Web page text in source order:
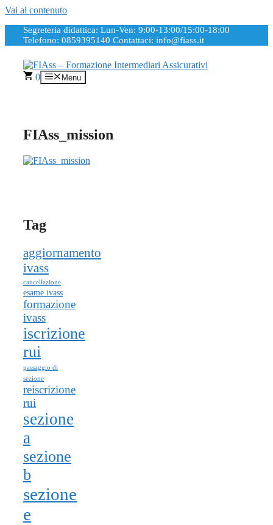
Vai al contenuto
Segreteria didattica: Lun-Ven: 9:00-13:00/15:00-18:00
Telefono: 0859395140 Contattaci: info@fiass.it
0 Menu
FIAss_mission
Tag
aggiornamento
ivass
cancellazione
esame ivass
formazione
ivass
iscrizione
rui
passaggio di
sezione
reiscrizione
rui
sezione
a
sezione
b
sezione
e